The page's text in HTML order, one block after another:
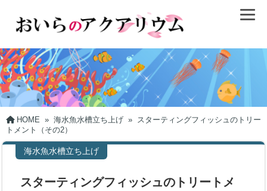
HOME » 海水魚水槽立ち上げ » スターティングフィッシュのトリー
トメント（その2）
海水魚水槽立ち上げ
スターティングフィッシュのトリートメ